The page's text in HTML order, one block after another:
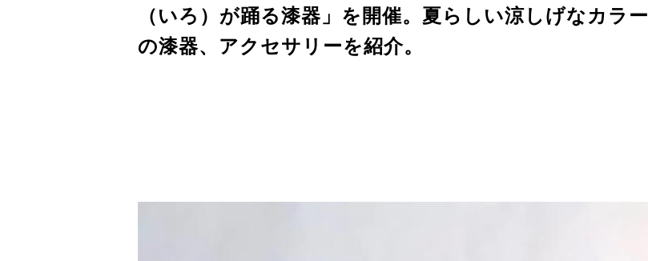
（いろ）が踊る漆器」を開催。夏らしい涼しげなカラー
の漆器、アクセサリーを紹介。